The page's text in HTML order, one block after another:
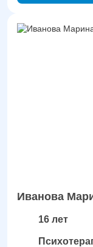
Иванова
16 лет